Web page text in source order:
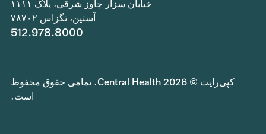
خیابان سزار چاوز شرقی، پلاک ۱۱۱۱
آستین، تگزاس ۷۸۷۰۲
512.978.8000
کپی‌رایت © 2026 Central Health. تمامی حقوق محفوظ
است.